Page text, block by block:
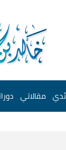
مقالاتي